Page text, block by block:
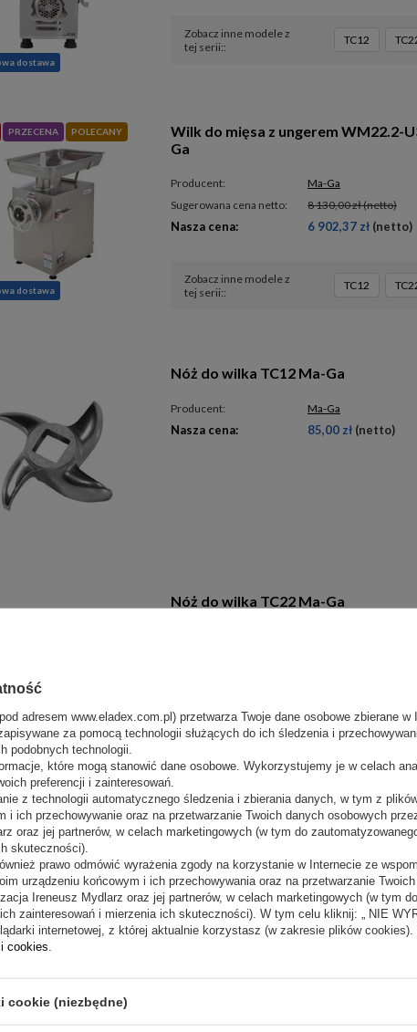
dostawa
Zobacz inne modele z
tej serii:
TC12
PRZECENA POLECANY
dostawa
Wilk do mięsa z ungerem WM22.2-
Ga
Producent:
Ma-Ga
Sugerowana cena netto:
8 130,00 zł(netto)
Nasza cena: 6 902,37 zł (netto)
Zobacz inne modele z
tej serii:
TC12
Nóż do wilka TC12 Ma-Ga
Producent: Ma-Ga
Nasza cena: 85,00 zł (netto)
Nóż do wilka TC22 Ma-Ga
Sitko do wilka TC12 Ma-Ga
Producent: Ma-Ga
Nasza cena: 187,00 zł(netto)
adresem www.eladex.com.pl) przetwarza Twoje dane osobowe zbierane
za pomocą technologii służących do ich śledzenia i
podobnych technologii.
które mogą stanowić dane osobowe. Wykorzystujemy je w celach
preferencji i zainteresowań.
z technologii automatycznego śledzenia i zbierania danych, w tym z
i ich przechowywanie oraz na przetwarzanie Twoich danych osobowych
oraz jej partnerów, w celach marketingowych (w tym do
skuteczności).
prawo odmówić wyrażenia zgody na korzystanie w Internecie ze
urządzeniu końcowym i ich przechowywania oraz na przetwarzanie
Ireneusz Mydlarz oraz jej partnerów, w celach marketingowych (w tym
zainteresowań i mierzenia ich skuteczności). W tym celu kliknij: „ NIE
internetowej, z której aktualnie korzystasz (w zakresie plików
cookies
cookie (niezbędne)